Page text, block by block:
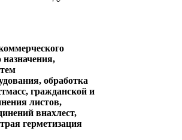
назначения,
обработка
гражданской и
листов,
внахлест,
герметизация